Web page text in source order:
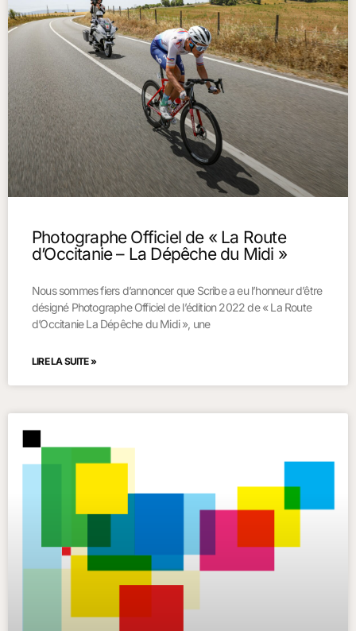
Photographe Officiel de « La Route
d’Occitanie – La Dépêche du Midi »
Nous sommes fiers d’annoncer que Scribe a eu l’honneur d’être
désigné Photographe Officiel de l’édition 2022 de « La Route
d’Occitanie La Dépêche du Midi », une
LIRE LA SUITE »